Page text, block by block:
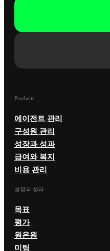
Products
에이전트 관리
구성원 관리
성장과 성과
급여와 복지
비용 관리
성장과 성과
목표
평가
원온원
미팅